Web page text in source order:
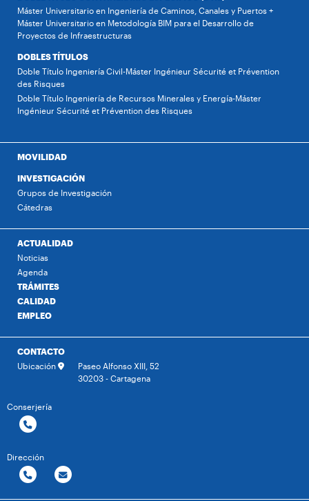
Máster Universitario en Ingeniería de Caminos, Canales y Puertos +
Máster Universitario en Metodología BIM para el Desarrollo de
Proyectos de Infraestructuras
DOBLES TÍTULOS
Doble Título Ingeniería Civil-Máster Ingénieur Sécurité et Prévention
des Risques
Doble Título Ingeniería de Recursos Minerales y Energía-Máster
Ingénieur Sécurité et Prévention des Risques
MOVILIDAD
INVESTIGACIÓN
Grupos de Investigación
Cátedras
ACTUALIDAD
Noticias
Agenda
TRÁMITES
CALIDAD
EMPLEO
CONTACTO
Ubicación
Paseo Alfonso XIII, 52
30203 - Cartagena
Conserjería
Dirección